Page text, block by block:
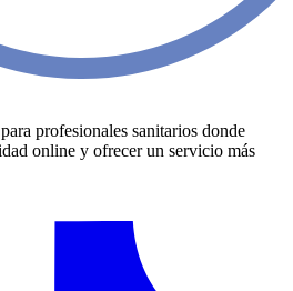
profesionales sanitarios donde
online y ofrecer un servicio más